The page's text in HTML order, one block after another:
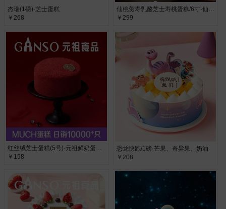
杰瑞(1磅)·芝士蛋糕
￥268
仙桃贺寿乳酪芝士寿桃蛋糕/6寸·仙桃、乳酪、芝士
￥299
红丝绒芝士蛋糕(5号)·元祖鲜奶蛋糕，布丁水果夹层
￥158
恐龙快跑/1磅·芒果、奇异果、奶油
￥208